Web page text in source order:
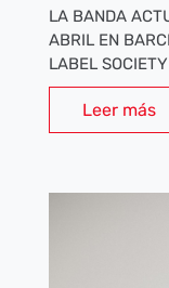
LA BANDA
ABRIL EN
LABEL
Leer más